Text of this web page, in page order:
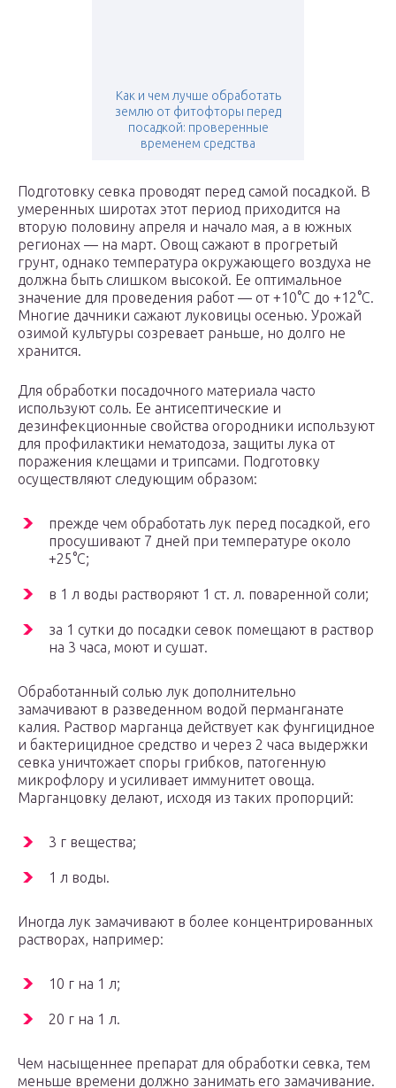
Как и чем лучше обработать
землю от фитофторы перед
посадкой: проверенные
временем средства
Подготовку севка проводят перед самой посадкой. В
умеренных широтах этот период приходится на
вторую половину апреля и начало мая, а в южных
регионах — на март. Овощ сажают в прогретый
грунт, однако температура окружающего воздуха не
должна быть слишком высокой. Ее оптимальное
значение для проведения работ — от +10°С до +12°С.
Многие дачники сажают луковицы осенью. Урожай
озимой культуры созревает раньше, но долго не
хранится.
Для обработки посадочного материала часто
используют соль. Ее антисептические и
дезинфекционные свойства огородники используют
для профилактики нематодоза, защиты лука от
поражения клещами и трипсами. Подготовку
осуществляют следующим образом:
прежде чем обработать лук перед посадкой, его
просушивают 7 дней при температуре около
+25°С;
в 1 л воды растворяют 1 ст. л. поваренной соли;
за 1 сутки до посадки севок помещают в раствор
на 3 часа, моют и сушат.
Обработанный солью лук дополнительно
замачивают в разведенном водой перманганате
калия. Раствор марганца действует как фунгицидное
и бактерицидное средство и через 2 часа выдержки
севка уничтожает споры грибков, патогенную
микрофлору и усиливает иммунитет овоща.
Марганцовку делают, исходя из таких пропорций:
3 г вещества;
1 л воды.
Иногда лук замачивают в более концентрированных
растворах, например:
10 г на 1 л;
20 г на 1 л.
Чем насыщеннее препарат для обработки севка, тем
меньше времени должно занимать его замачивание.